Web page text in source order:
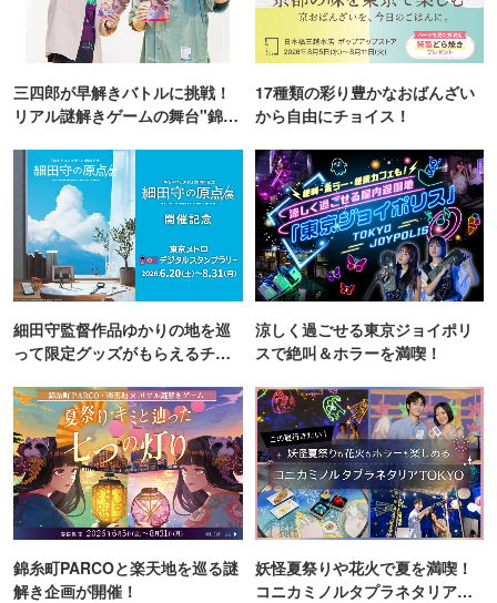
三四郎が早解きバトルに挑戦！
リアル謎解きゲームの舞台"錦糸
17種類の彩り豊かなおばんざい
から自由にチョイス！
細田守監督作品ゆかりの地を巡
って限定グッズがもらえるチャ
涼しく過ごせる東京ジョイポリ
スで絶叫＆ホラーを満喫！
錦糸町PARCOと楽天地を巡る謎
解き企画が開催！
妖怪夏祭りや花火で夏を満喫！
コニカミノルタプラネタリア